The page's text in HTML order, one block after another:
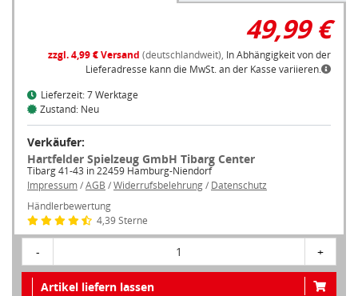
49,99 €
zzgl. 4,99 € Versand (deutschlandweit), In Abhängigkeit von der
Lieferadresse kann die MwSt. an der Kasse variieren.
Lieferzeit: 7 Werktage
Zustand: Neu
Verkäufer:
Hartfelder Spielzeug GmbH Tibarg Center
Tibarg 41-43 in 22459 Hamburg-Niendorf
Impressum/AGB /Widerrufsbelehrung/ Datenschutz
Händlerbewertung
4,39 Sterne
- 1 +
Artikel liefern lassen